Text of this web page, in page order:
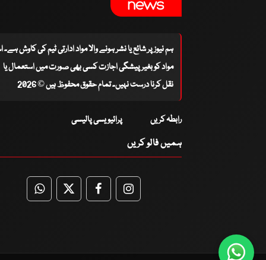
ہم نیوز پر شائع یا نشر ہونے والا مواد ادارتی ٹیم کی کاوش
مواد کو بغیر پیشگی اجازت کسی بھی صورت میں استعمال یا
نقل کرنا درست نہیں۔ تمام حقوق محفوظ ہیں © 2026
رابطہ کریں پرائیویسی پالیسی
ہمیں فالو کریں
WhatsApp
TwitterFacebookFacebook